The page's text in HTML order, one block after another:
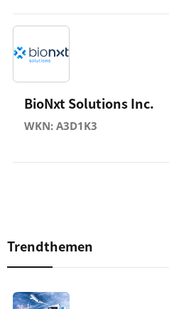
BioNxt Solutions Inc.
WKN: A3D1K3
Trendthemen